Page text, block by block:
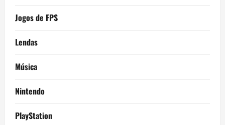
Jogos de FPS
Lendas
Música
Nintendo
PlayStation